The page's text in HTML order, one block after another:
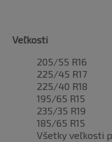
Veľkosti
205/55 R16
225/45 R17
225/40 R18
195/65 R15
235/35 R19
185/65 R15
Všetky veľkosti